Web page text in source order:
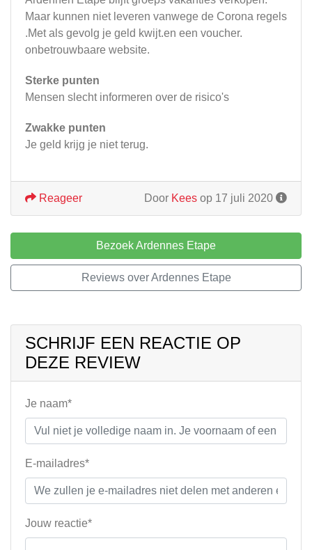
Maar kunnen niet leveren vanwege de Corona regels
.Met als gevolg je geld kwijt.en een voucher.
onbetrouwbaare website.
Sterke punten
Mensen slecht informeren over de risico's
Zwakke punten
Je geld krijg je niet terug.
Door Kees op 17 juli 2020
Reageer
Bezoek Ardennes Etape
Reviews over Ardennes Etape
SCHRIJF EEN REACTIE OP
DEZE REVIEW
Je naam*
E-mailadres*
Jouw reactie*